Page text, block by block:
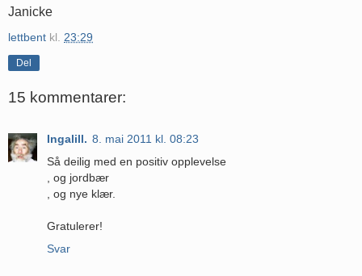
Janicke
lettbent kl. 23:29
Del
15 kommentarer:
Ingalill. 8. mai 2011 kl. 08:23
Så deilig med en positiv opplevelse
, og jordbær
, og nye klær.
Gratulerer!
Svar